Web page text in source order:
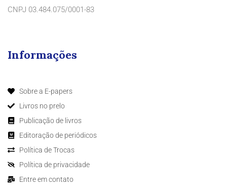
CNPJ 03.484.075/0001-83
Informações
Sobre a E-papers
Livros no prelo
Publicação de livros
Editoração de periódicos
Política de Trocas
Política de privacidade
Entre em contato